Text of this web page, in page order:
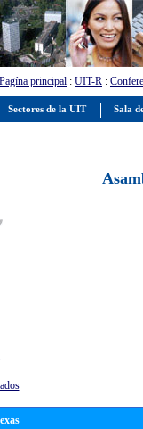
Pagína principal : UIT-R :
Sectores de la UIT Sala